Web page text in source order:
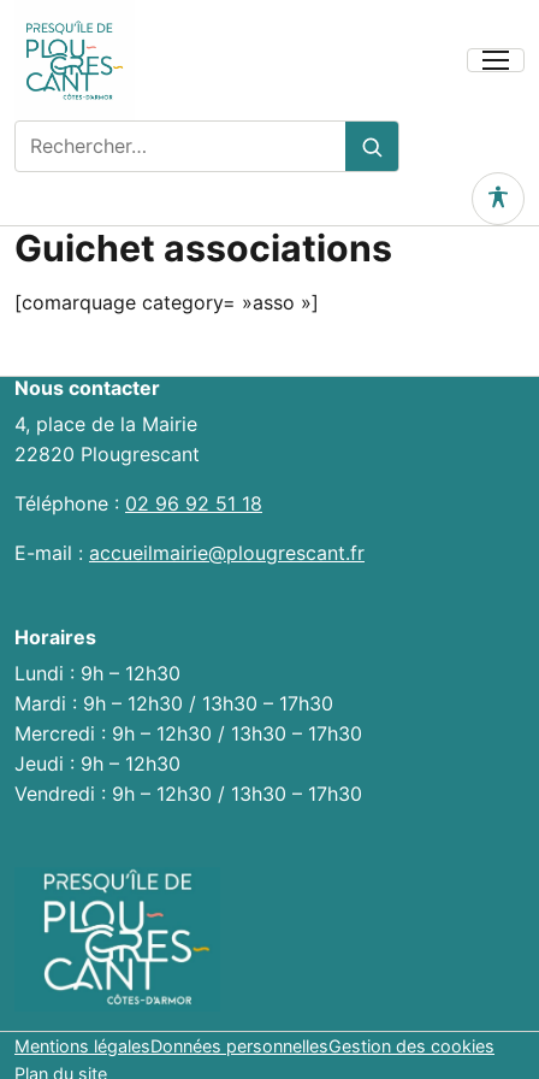
Ouvrir
Rechercher
sur
site
Rechercher
Outils
Guichet associations
[comarquage category= »asso »]
Nous contacter
4, place de la Mairie
22820 Plougrescant
Téléphone : 02 96 92 51 18
E-mail : accueilmairie@plougrescant.fr
Horaires
Lundi : 9h – 12h30
Mardi : 9h – 12h30 / 13h30 – 17h30
Mercredi : 9h – 12h30 / 13h30 – 17h30
Jeudi : 9h – 12h30
Vendredi : 9h – 12h30 / 13h30 – 17h30
Mentions légalesDonnées personnellesGestion des cookies
Plan du site